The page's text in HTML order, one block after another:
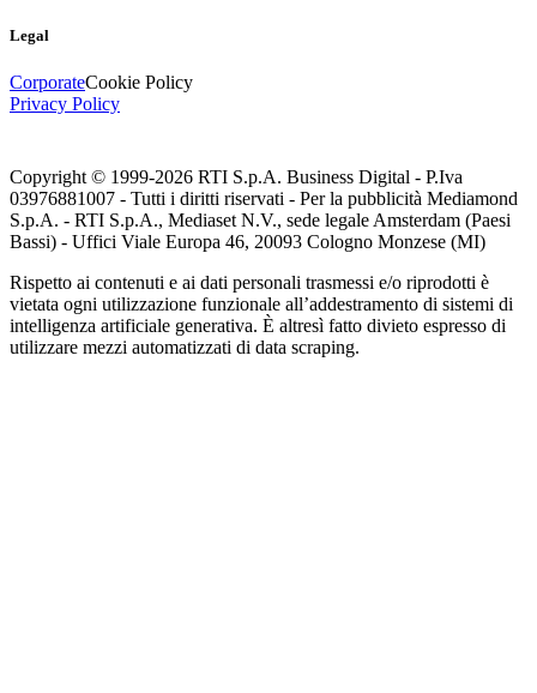
Legal
CorporateCookie Policy
Privacy Policy
Copyright © 1999-2026 RTI S.p.A. Business Digital - P.Iva
03976881007 - Tutti i diritti riservati - Per la pubblicità Mediamond
S.p.A. - RTI S.p.A., Mediaset N.V., sede legale Amsterdam (Paesi
Bassi) - Uffici Viale Europa 46, 20093 Cologno Monzese (MI)
Rispetto ai contenuti e ai dati personali trasmessi e/o riprodotti è
vietata ogni utilizzazione funzionale all’addestramento di sistemi di
intelligenza artificiale generativa. È altresì fatto divieto espresso di
utilizzare mezzi automatizzati di data scraping.